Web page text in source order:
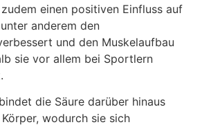
einen positiven Einfluss auf
anderem den
und den Muskelaufbau
sie vor allem bei Sportlern
die Säure darüber hinaus
wodurch sie sich